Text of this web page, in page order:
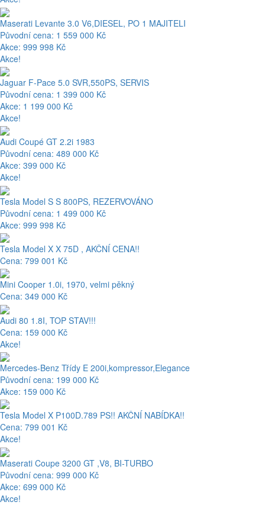
Maserati Levante 3.0 V6,DIESEL, PO 1 MAJITELI
Původní cena: 1 559 000 Kč
Akce: 999 998 Kč
Akce!
Jaguar F-Pace 5.0 SVR,550PS, SERVIS
Původní cena: 1 399 000 Kč
Akce: 1 199 000 Kč
Akce!
Audi Coupé GT 2.2i 1983
Původní cena: 489 000 Kč
Akce: 399 000 Kč
Akce!
Tesla Model S S 800PS, REZERVOVÁNO
Původní cena: 1 499 000 Kč
Akce: 999 998 Kč
Tesla Model X X 75D , AKČNÍ CENA!!
Cena: 799 001 Kč
Mini Cooper 1.0i, 1970, velmi pěkný
Cena: 349 000 Kč
Audi 80 1.8I, TOP STAV!!!
Cena: 159 000 Kč
Akce!
Mercedes-Benz Třídy E 200i,kompressor,Elegance
Původní cena: 199 000 Kč
Akce: 159 000 Kč
Tesla Model X P100D.789 PS!! AKČNÍ NABÍDKA!!
Cena: 799 001 Kč
Akce!
Maserati Coupe 3200 GT ,V8, BI-TURBO
Původní cena: 999 000 Kč
Akce: 699 000 Kč
Akce!